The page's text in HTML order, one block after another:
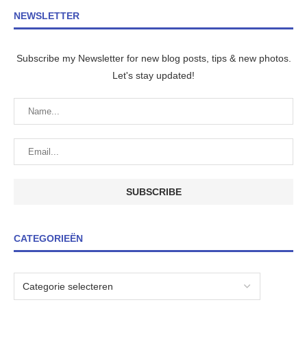
NEWSLETTER
Subscribe my Newsletter for new blog posts, tips & new photos.
Let's stay updated!
CATEGORIEËN